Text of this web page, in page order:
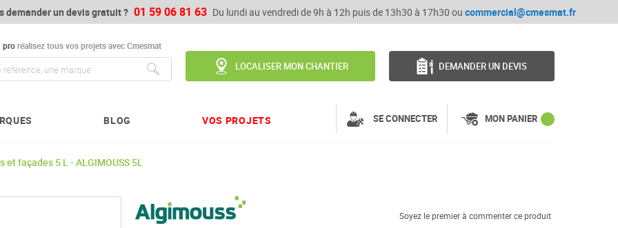
demander un devis gratuit ? 01 59 06 81 63 Du lundi au vendredi de 9h à 12h puis de 13h30 à 17h30 ou commercial@cmesmat.fr
proréalisez tous vos projets avec Cmesmat
LOCALISER MON CHANTIER DEMANDER UN DEVIS
BLOG VOS PROJETS SE CONNECTER MON PANIER
façades 5 L - ALGIMOUSS 5L
Soyez le premier à commenter ce produit